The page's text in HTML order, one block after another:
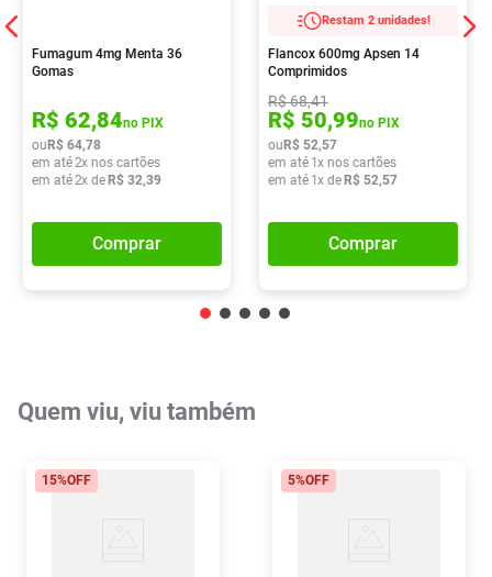
Fumagum 4mg Menta 36
Gomas
R$ 62,84no PIX
ou R$ 64,78
em até2x nos cartões
em até2x de R$ 32,39
Comprar
Restam 2 unidades!
Flancox 600mg Apsen 14
Comprimidos
R$68,41
R$ 50,99no PIX
ou R$ 52,57
em até 1x nos cartões
em até 1x de R$ 52,57
Comprar
Quem viu, viu também
15%OFF 5%OFF